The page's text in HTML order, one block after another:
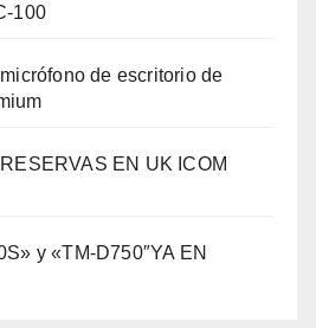
100
de escritorio de
EN UK ICOM
y «TM-D750″YA EN